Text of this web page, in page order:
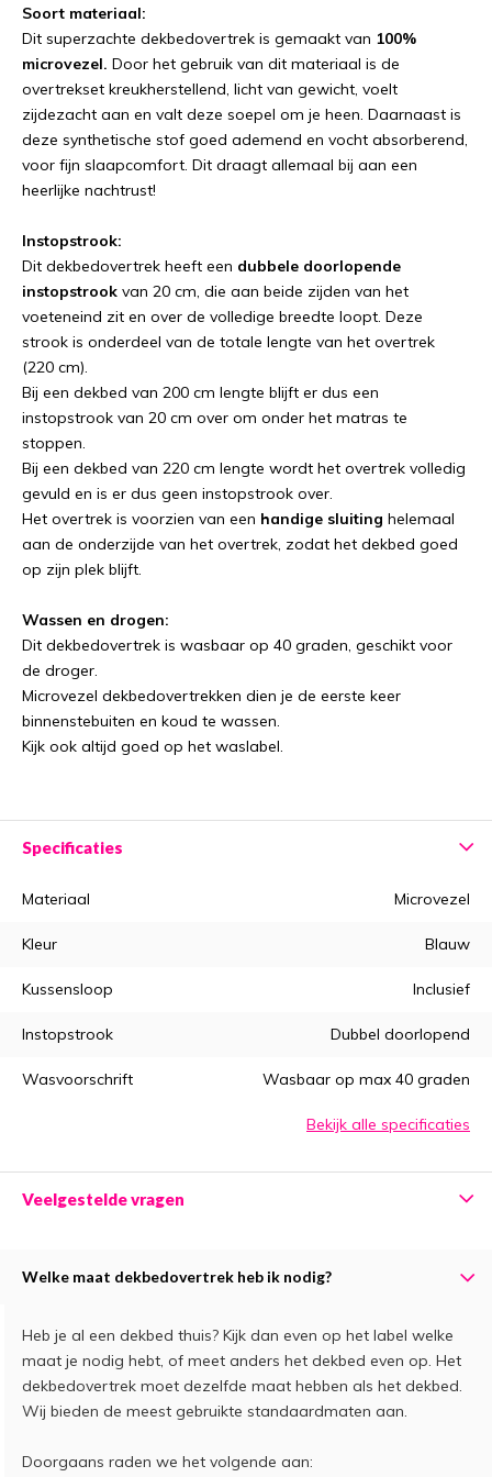
Soort materiaal:
Dit superzachte dekbedovertrek is gemaakt van 100%
microvezel. Door het gebruik van dit materiaal is de
overtrekset kreukherstellend, licht van gewicht, voelt
zijdezacht aan en valt deze soepel om je heen. Daarnaast is
deze synthetische stof goed ademend en vocht absorberend,
voor fijn slaapcomfort. Dit draagt allemaal bij aan een
heerlijke nachtrust!
Instopstrook:
Dit dekbedovertrek heeft een dubbele doorlopende
instopstrook van 20 cm, die aan beide zijden van het
voeteneind zit en over de volledige breedte loopt. Deze
strook is onderdeel van de totale lengte van het overtrek
(220 cm).
Bij een dekbed van 200 cm lengte blijft er dus een
instopstrook van 20 cm over om onder het matras te
stoppen.
Bij een dekbed van 220 cm lengte wordt het overtrek volledig
gevuld en is er dus geen instopstrook over.
Het overtrek is voorzien van een handige sluiting helemaal
aan de onderzijde van het overtrek, zodat het dekbed goed
op zijn plek blijft.
Wassen en drogen:
Dit dekbedovertrek is wasbaar op 40 graden, geschikt voor
de droger.
Microvezel dekbedovertrekken dien je de eerste keer
binnenstebuiten en koud te wassen.
Kijk ook altijd goed op het waslabel.
Specificaties
Materiaal Microvezel
Kleur Blauw
Kussensloop Inclusief
Instopstrook Dubbel doorlopend
Wasvoorschrift Wasbaar op max 40 graden
Bekijk alle specificaties
Veelgestelde vragen
Welke maat dekbedovertrek heb ik nodig?
Heb je al een dekbed thuis? Kijk dan even op het label welke
maat je nodig hebt, of meet anders het dekbed even op. Het
dekbedovertrek moet dezelfde maat hebben als het dekbed.
Wij bieden de meest gebruikte standaardmaten aan.
Doorgaans raden we het volgende aan: